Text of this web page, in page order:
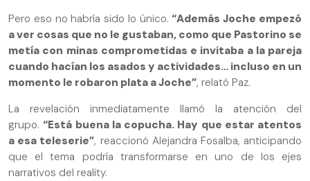
Pero eso no habría sido lo único.“Además Joche empezó
a ver cosas que no le gustaban, como que Pastorino se
metía con minas comprometidas e invitaba a la pareja
cuando hacían los asados y actividades… incluso en un
momento le robaron plata a Joche”, relató Paz.
La revelación inmediatamente llamó la atención del
grupo.“Está buena la copucha. Hay que estar atentos
a esa teleserie”, reaccionó Alejandra Fosalba, anticipando
que el tema podría transformarse en uno de los ejes
narrativos del reality.